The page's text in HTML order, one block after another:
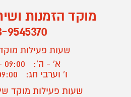
מוקד הזמנות
9545370
שעות פעילות
א' - ה':
09:00 - 18:00
ו' וערבי חג:
- 13:00
שעות פעילות מוקד